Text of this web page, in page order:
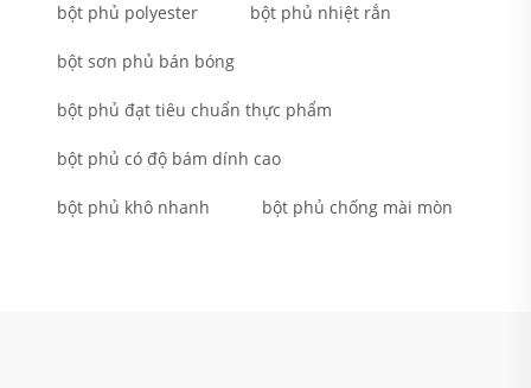
bột phủ polyester bột phủ nhiệt rắn
bột sơn phủ bán bóng
bột phủ đạt tiêu chuẩn thực phẩm
bột phủ có độ bám dính cao
bột phủ khô nhanh bột phủ chống mài mòn